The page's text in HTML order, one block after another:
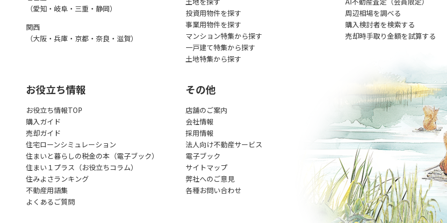
（愛知・岐阜・三重・静岡）
関西
（大阪・兵庫・京都・奈良・滋賀）
投資用物件を探す
事業用物件を探す
マンション特集から探す
一戸建て特集から探す
土地特集から探す
周辺相場を調べる
購入検討者を検索する
売却時手取り金額を試算する
お役立ち情報
お役立ち情報TOP
購入ガイド
売却ガイド
住宅ローンシミュレーション
住まいと暮らしの税金の本（電子ブック）
住まい１プラス（お役立ちコラム）
住みよさランキング
不動産用語集
よくあるご質問
その他
店舗のご案内
会社情報
採用情報
法人向け不動産サービス
電子ブック
サイトマップ
弊社へのご意見
各種お問い合わせ